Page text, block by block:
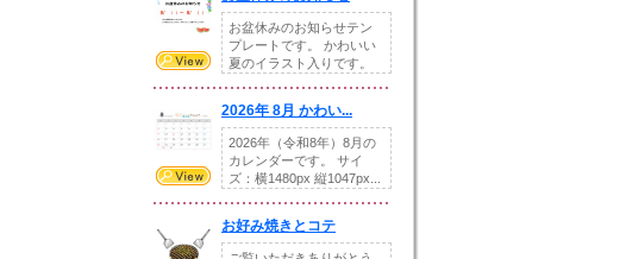
お盆休みのお知らせテン
プレートです。 かわいい
夏のイラスト入りです。
2026年 8月 かわい...
2026年（令和8年）8月の
カレンダーです。 サイ
ズ：横1480px 縦1047px...
お好み焼きとコテ